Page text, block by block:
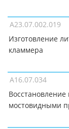
A23.07.002.019
Изготовление
кламмера
A16.07.034
мостовидными